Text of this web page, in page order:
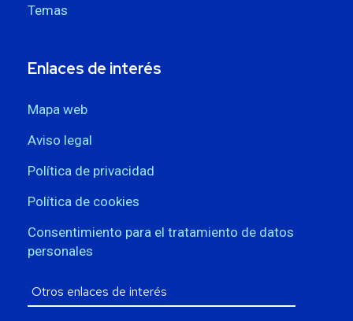
Temas
Enlaces de interés
Mapa web
Aviso legal
Política de privacidad
Política de cookies
Consentimiento para el tratamiento de datos
personales